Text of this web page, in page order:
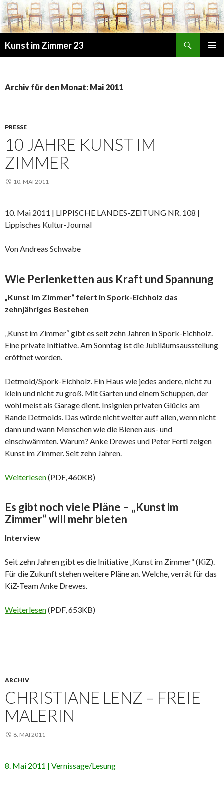
Kunst im Zimmer 23
Archiv für den Monat: Mai 2011
PRESSE
10 JAHRE KUNST IM
ZIMMER
10. MAI 2011
10. Mai 2011 | LIPPISCHE LANDES-ZEITUNG NR. 108 |
Lippisches Kultur-Journal
Von Andreas Schwabe
Wie Perlenketten aus Kraft und Spannung
„Kunst im Zimmer“ feiert in Spork-Eichholz das
zehnjähriges Bestehen
„Kunst im Zimmer“ gibt es seit zehn Jahren in Spork-Eichholz.
Eine private Initiative. Am Sonntag ist die Jubiläumsausstellung
eröffnet worden.
Detmold/Spork-Eichholz. Ein Haus wie jedes andere, nicht zu
klein und nicht zu groß. Mit Garten und einem Schuppen, der
wohl meist als Garage dient. Insignien privaten Glücks am
Rande Detmolds. Das würde nicht weiter auff allen, wenn nicht
dann und wann Menschen wie die Bienen aus- und
einschwärmten. Warum? Anke Drewes und Peter Fertl zeigen
Kunst im Zimmer. Seit zehn Jahren.
Weiterlesen(PDF, 460KB)
Es gibt noch viele Pläne – „Kunst im
Zimmer“ will mehr bieten
Interview
Seit zehn Jahren gibt es die Initiative „Kunst im Zimmer“ (KiZ).
Für die Zukunft stehen weitere Pläne an. Welche, verrät für das
KiZ-Team Anke Drewes.
Weiterlesen(PDF, 653KB)
ARCHIV
CHRISTIANE LENZ – FREIE
MALERIN
8. MAI 2011
8. Mai 2011 | Vernissage/Lesung